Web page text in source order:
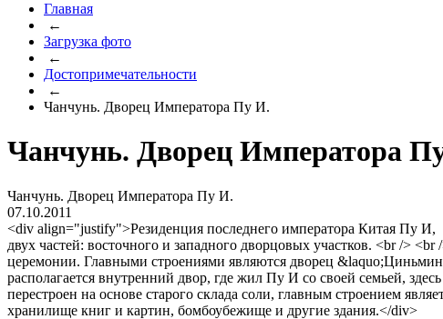
Главная
←
Загрузка фото
←
Достопримечательности
←
Чанчунь. Дворец Императора Пу И.
Чанчунь. Дворец Императора
Чанчунь. Дворец Императора Пу И.
07.10.2011
<div align="justify">Резиденция последнего императора Китая Пу И,
двух частей: восточного и западного дворцовых участков. <br />
церемонии. Главными строениями являются дворец
располагается внутренний двор, где жил Пу И со своей семьей,
перестроен на основе старого склада соли, главным строением
хранилище книг и картин, бомбоубежище и другие здания.</div>